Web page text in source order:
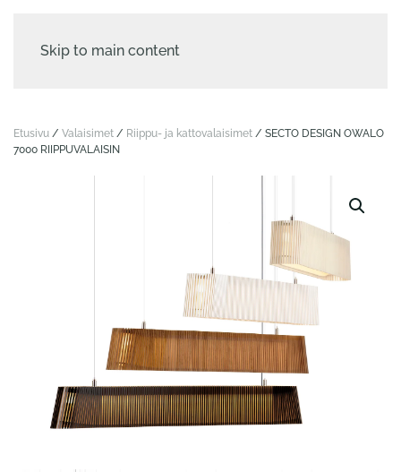
Skip to main content
Etusivu / Valaisimet / Riippu- ja katto­valaisimet / SECTO DESIGN OWALO
7000 RIIPPUVALAISIN